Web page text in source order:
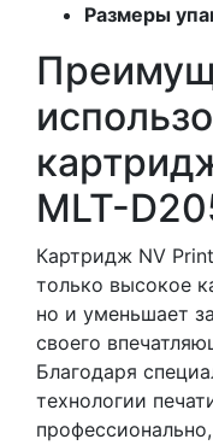
Размеры
MLT-
Картридж NV
только высокое
но и уменьшает
своего
Благодаря
технологии